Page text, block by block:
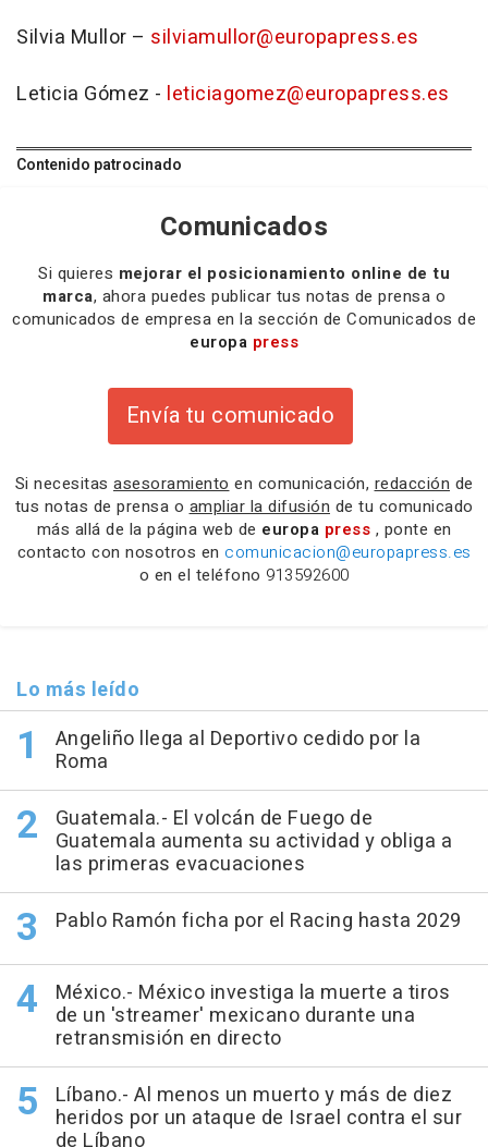
Silvia Mullor – silviamullor@europapress.es
Leticia Gómez - leticiagomez@europapress.es
Contenido patrocinado
Comunicados
Si quieres mejorar el posicionamiento online de tu
marca, ahora puedes publicar tus notas de prensa o
comunicados de empresa en la sección de Comunicados de
europa press
Envía tu comunicado
Si necesitas asesoramiento en comunicación, redacción de
tus notas de prensa o ampliar la difusión de tu comunicado
más allá de la página web de europa press , ponte en
contacto con nosotros en comunicacion@europapress.es
o en el teléfono 913592600
Lo más leído
Angeliño llega al Deportivo cedido por la
Roma
Guatemala.- El volcán de Fuego de
Guatemala aumenta su actividad y obliga a
las primeras evacuaciones
Pablo Ramón ficha por el Racing hasta 2029
México.- México investiga la muerte a tiros
de un 'streamer' mexicano durante una
retransmisión en directo
Líbano.- Al menos un muerto y más de diez
heridos por un ataque de Israel contra el sur